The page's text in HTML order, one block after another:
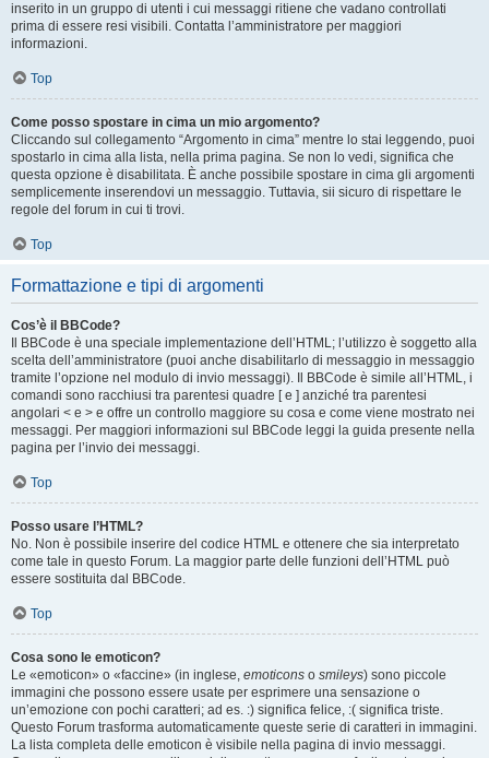
inserito in un gruppo di utenti i cui messaggi ritiene che vadano controllati
prima di essere resi visibili. Contatta l’amministratore per maggiori
informazioni.
Top
Come posso spostare in cima un mio argomento?
Cliccando sul collegamento “Argomento in cima” mentre lo stai leggendo, puoi
spostarlo in cima alla lista, nella prima pagina. Se non lo vedi, significa che
questa opzione è disabilitata. È anche possibile spostare in cima gli argomenti
semplicemente inserendovi un messaggio. Tuttavia, sii sicuro di rispettare le
regole del forum in cui ti trovi.
Top
Formattazione e tipi di argomenti
Cos’è il BBCode?
Il BBCode è una speciale implementazione dell’HTML; l’utilizzo è soggetto alla
scelta dell’amministratore (puoi anche disabilitarlo di messaggio in messaggio
tramite l’opzione nel modulo di invio messaggi). Il BBCode è simile all’HTML, i
comandi sono racchiusi tra parentesi quadre [ e ] anziché tra parentesi
angolari < e > e offre un controllo maggiore su cosa e come viene mostrato nei
messaggi. Per maggiori informazioni sul BBCode leggi la guida presente nella
pagina per l’invio dei messaggi.
Top
Posso usare l’HTML?
No. Non è possibile inserire del codice HTML e ottenere che sia interpretato
come tale in questo Forum. La maggior parte delle funzioni dell’HTML può
essere sostituita dal BBCode.
Top
Cosa sono le emoticon?
Le «emoticon» o «faccine» (in inglese, emoticons o smileys) sono piccole
immagini che possono essere usate per esprimere una sensazione o
un’emozione con pochi caratteri; ad es. :) significa felice, :( significa triste.
Questo Forum trasforma automaticamente queste serie di caratteri in immagini.
La lista completa delle emoticon è visibile nella pagina di invio messaggi.